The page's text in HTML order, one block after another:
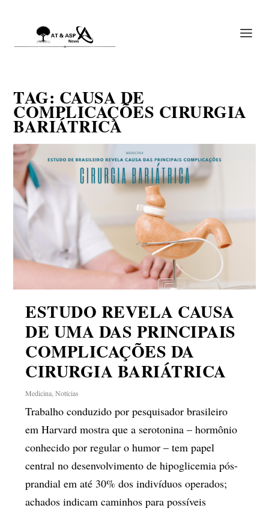
TAG: CAUSA DE
COMPLICAÇÕES CIRURGIA
BARIÁTRICA
ESTUDO REVELA CAUSA
DE UMA DAS PRINCIPAIS
COMPLICAÇÕES DA
CIRURGIA BARIÁTRICA
Medicina ,Notícias
Trabalho conduzido por pesquisador brasileiro
em Harvard mostra que a serotonina – hormônio
conhecido por regular o humor – tem papel
central no desenvolvimento de hipoglicemia pós-
prandial em até 30% dos indivíduos operados;
achados indicam caminhos para possíveis